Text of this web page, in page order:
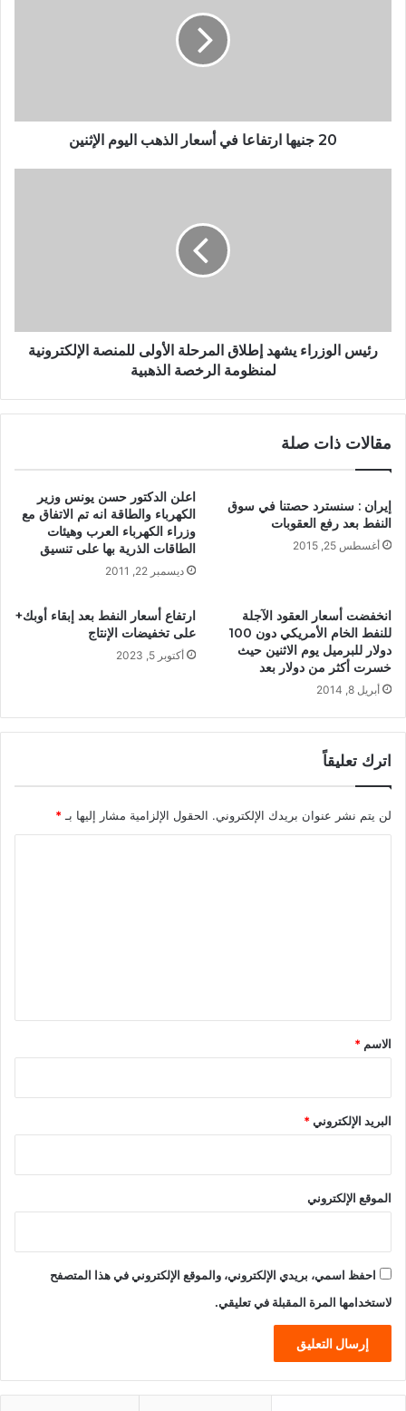
20 جنيها ارتفاعا في أسعار الذهب اليوم الإثنين
رئيس الوزراء يشهد إطلاق المرحلة الأولى للمنصة الإلكترونية
لمنظومة الرخصة الذهبية
مقالات ذات صلة
إيران : سنسترد حصتنا في سوق
النفط بعد رفع العقوبات
أغسطس 25, 2015
اعلن الدكتور حسن يونس وزير
الكهرباء والطاقة انه تم الاتفاق مع
وزراء الكهرباء العرب وهيئات
الطاقات الذرية بها على تنسيق
ديسمبر 22, 2011
انخفضت أسعار العقود الآجلة
للنفط الخام الأمريكي دون 100
دولار للبرميل يوم الاثنين حيث
خسرت أكثر من دولار بعد
أبريل 8, 2014
ارتفاع أسعار النفط بعد إبقاء أوبك+
على تخفيضات الإنتاج
أكتوبر 5, 2023
اترك تعليقاً
لن يتم نشر عنوان بريدك الإلكتروني. الحقول الإلزامية مشار إليها بـ *
*
الاسم *
البريد الإلكتروني*
الموقع الإلكتروني
احفظ اسمي، بريدي الإلكتروني، والموقع الإلكتروني في هذا المتصفح
لاستخدامها المرة المقبلة في تعليقي.